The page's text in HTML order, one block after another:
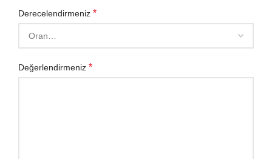
Derecelendirmeniz *
Değerlendirmeniz *